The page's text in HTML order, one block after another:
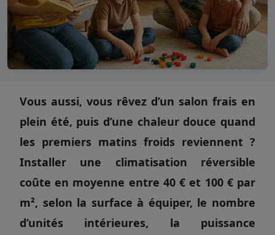
Vous aussi, vous rêvez d’un salon frais en
plein été, puis d’une chaleur douce quand
les premiers matins froids reviennent ?
Installer une climatisation réversible
coûte en moyenne entre 40 € et 100 € par
m², selon la surface à équiper, le nombre
d’unités intérieures, la puissance